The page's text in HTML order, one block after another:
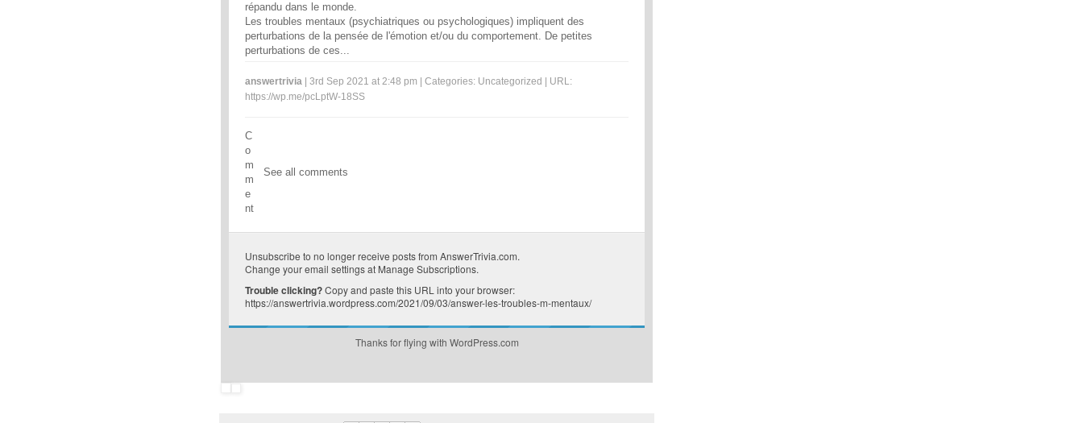
répandu dans le monde.
Les troubles mentaux (psychiatriques ou psychologiques) impliquent des
perturbations de la pensée de l'émotion et/ou du comportement. De petites
perturbations de ces...
answertrivia | 3rd Sep 2021 at 2:48 pm | Categories: Uncategorized
| URL:
https://wp.me/pcLptW-18SS
C
o
m
m
e
nt
See all comments
Unsubscribe to no longer receive posts from AnswerTrivia.com.
Change your email settings at Manage Subscriptions.
Trouble clicking?Copy and paste this URL into your browser:
https://answertrivia.wordpress.com/2021/09/03/answer-les-troubles-m-mentaux/
Thanks for flying with WordPress.com